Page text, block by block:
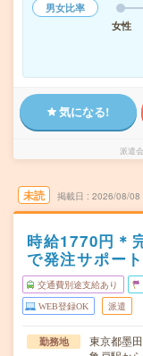
男女比率
女性
気になる!
派遣
未読 掲載日 2026/08/08
時給1770円＊
で発注サポー
交通費別途支給あり
WEB登録OK 派遣
勤務地
東京都墨